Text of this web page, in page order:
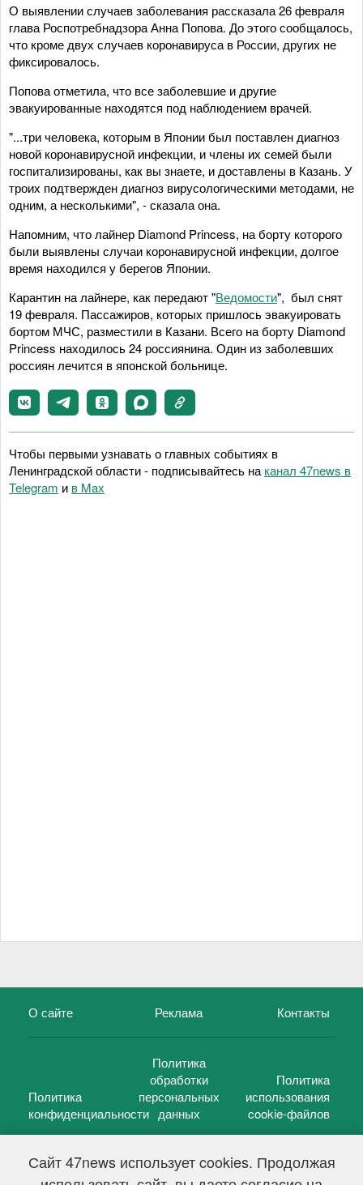
Сайт 47news использует cookies. Продолжая
О выявлении случаев заболевания рассказала 26 февраля
глава Роспотребнадзора Анна Попова. До этого сообщалось,
что кроме двух случаев коронавируса в России, других не
фиксировалось.
Попова отметила, что все заболевшие и другие
эвакуированные находятся под наблюдением врачей.
"...три человека, которым в Японии был поставлен диагноз
новой коронавирусной инфекции, и члены их семей были
госпитализированы, как вы знаете, и доставлены в Казань. У
троих подтвержден диагноз вирусологическими методами, не
одним, а несколькими", - сказала она.
Напомним, что лайнер Diamond Princess, на борту которого
были выявлены случаи коронавирусной инфекции, долгое
время находился у берегов Японии.
Карантин на лайнере, как передают "Ведомости", был снят
19 февраля. Пассажиров, которых пришлось эвакуировать
бортом МЧС, разместили в Казани. Всего на борту Diamond
Princess находилось 24 россиянина. Один из заболевших
россиян лечится в японской больнице.
Чтобы первыми узнавать о главных событиях в
Ленинградской области - подписывайтесь на канал 47news в
Telegram и в Maх
О сайте Реклама Контакты
Политика
конфиденциальности
Политика
обработки
персональных
данных
Политика
использования
cookie-файлов